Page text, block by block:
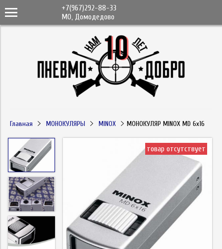
+7(967)292-88-33
МО, Домодедово
Главная МОНОКУЛЯРЫ MINOX МОНОКУЛЯР MINOX MD 6x16
товар отсутствует